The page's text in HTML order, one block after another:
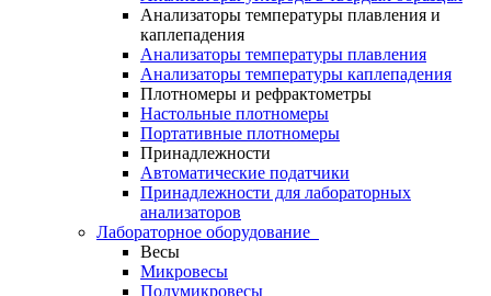
Анализаторы температуры плавления и
каплепадения
Анализаторы температуры плавления
Анализаторы температуры каплепадения
Плотномеры и рефрактометры
Настольные плотномеры
Портативные плотномеры
Принадлежности
Автоматические податчики
Принадлежности для лабораторных
анализаторов
Лабораторное оборудование
Весы
Микровесы
Полумикровесы